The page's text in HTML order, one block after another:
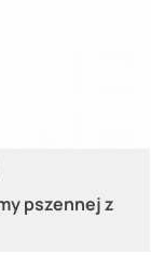
pszennej z